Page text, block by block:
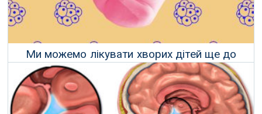
Ми можемо лікувати хворих дітей ще до
народження
03 Червня 2018 р.